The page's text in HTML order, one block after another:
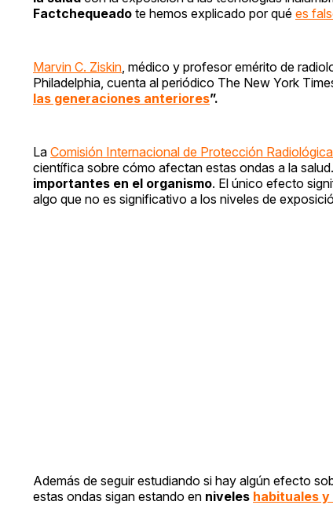
Factchequeado te hemos explicado por qué es
Marvin C. Ziskin , médico y profesor emérito de
Philadelphia, cuenta al periódico The New York
las generaciones anteriores”.
La Comisión Internacional de Protección
científica sobre cómo afectan estas ondas a la
importantes en el organismo. El único efecto
algo que no es significativo a los niveles de
Además de seguir estudiando si hay algún efecto
estas ondas sigan estando en niveles habituales